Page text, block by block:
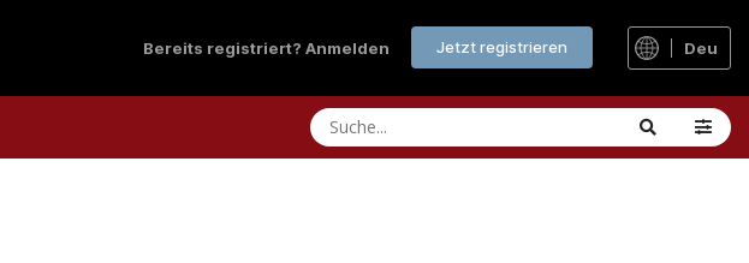
Bereits registriert? Anmelden Jetzt registrieren Deu